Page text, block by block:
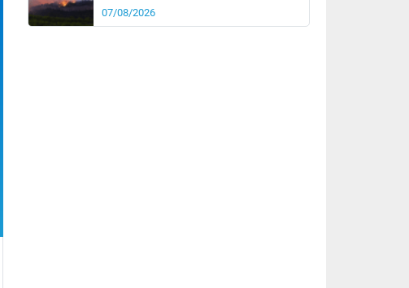
07/08/2026